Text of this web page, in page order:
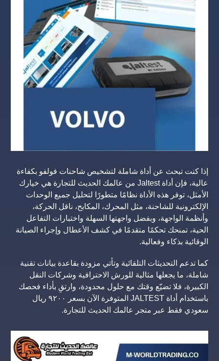
إذا كنت تبحث عن أداة شاملة لتشخيص شاحنات فولفو بكفاءة
عالية، فإن أداة Jaltest من عالمك الحديث للتجارة هي خيارك
الأمثل، توفر هذه الأداة نظامًا متطورًا لتحليل جميع الوحدات
الإلكترونية للشاحنة، مثل المحرك، المكابح، ناقل الحركة،
وأنظمة الواجهة، وبفضل واجهتها السهلة واختبارات التفاعل
الحية، تمنحك تحكمًا متقدمًا في كشف الأعطال وإجراء الصيانة
الوقائية بذكاء وفعالية.
كما تدعم التحديثات التلقائية وتأتي مزودة بقاعدة بيانات تقنية
شاملة، ما يجعلها مثالية للورش الاحترافية وشركات النقل
الكبيرة، فلا تضيّع وقتك مع حلول محدودة، وارتقِ بأداء فحصك
باستخدام أداة JALTEST المتوفرة الآن بسعر ٩٢٠٠ ريال
سعودي فقط عبر متجر عالمك الحديث للتجارة.